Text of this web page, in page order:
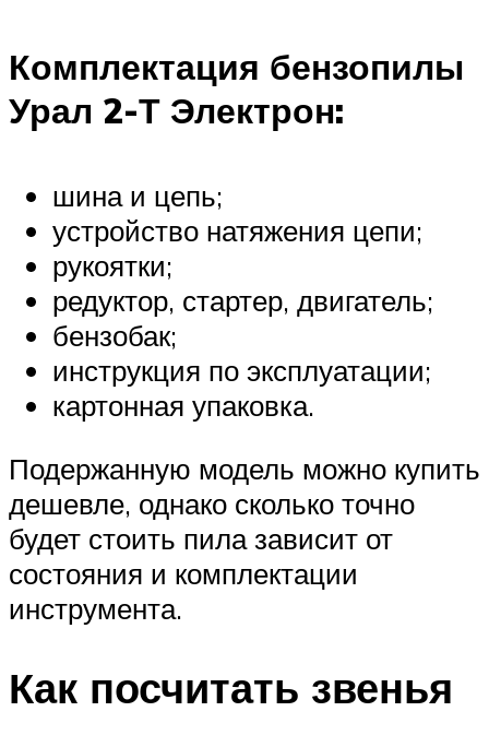
Комплектация бензопилы
Урал 2-Т Электрон:
шина и цепь;
устройство натяжения цепи;
рукоятки;
редуктор, стартер, двигатель;
бензобак;
инструкция по эксплуатации;
картонная упаковка.
Подержанную модель можно купить
дешевле, однако сколько точно
будет стоить пила зависит от
состояния и комплектации
инструмента.
Как посчитать звенья